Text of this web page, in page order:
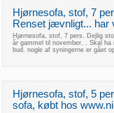
Hjørnesofa, stof, 7
Renset jævnligt... har
Hjørnesofa, stof, 7 pers. Dejlig
år gammel til november. . Skal
bud. nogle af syningerne er gået
Hjørnesofa, stof, 5
sofa, købt hos